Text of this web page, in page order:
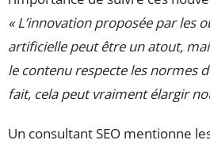
« L’innovation proposée par les
artificielle peut être un atout,
le contenu respecte les normes
fait, cela peut vraiment élargir
Un consultant SEO mentionne